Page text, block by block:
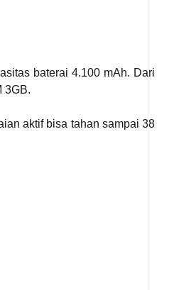
baterai 4.100 mAh. Dari
3GB.
aktif bisa tahan sampai 38